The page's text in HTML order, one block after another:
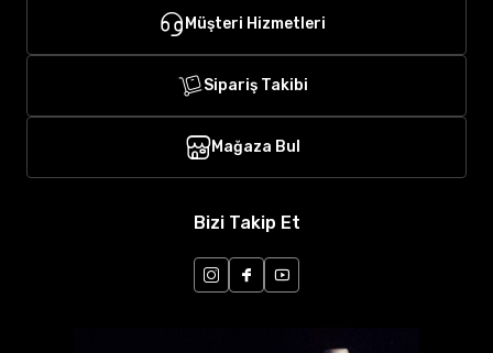
Müşteri Hizmetleri
Sipariş Takibi
Mağaza Bul
Bizi Takip Et